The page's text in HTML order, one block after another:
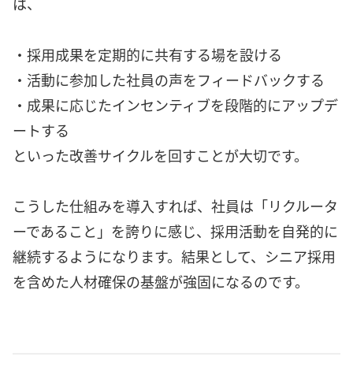
・採用成果を定期的に共有する場を設ける
・活動に参加した社員の声をフィードバックする
・成果に応じたインセンティブを段階的にアップデ
ートする
といった改善サイクルを回すことが大切です。
こうした仕組みを導入すれば、社員は「リクルータ
ーであること」を誇りに感じ、採用活動を自発的に
継続するようになります。結果として、シニア採用
を含めた人材確保の基盤が強固になるのです。